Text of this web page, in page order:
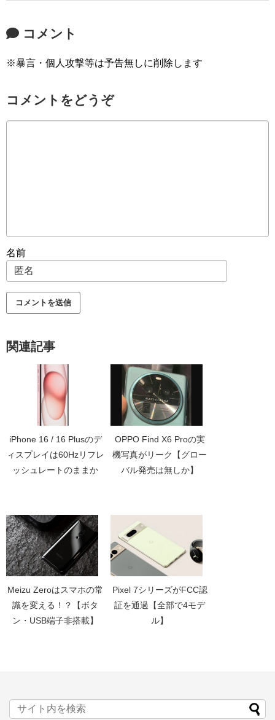
コメント
※暴言・個人攻撃等は予告無しに削除します
コメントをどうぞ
名前
関連記事
iPhone 16 / 16 Plusのデ
ィスプレイは60Hzリフレ
ッシュレートのままか
OPPO Find X6 Proの実
機写真がリーク【グロー
バル発売は無しか】
Meizu Zeroはスマホの常
識を変える！？【ボタ
ン・USB端子非搭載】
Pixel 7シリーズがFCC認
証を通過【全部で4モデ
ル】